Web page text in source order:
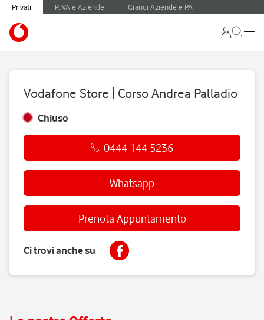
Privati P.IVA e Aziende Grandi Aziende e PA
Vodafone Store | Corso Andrea Palladio
Chiuso
0444 144 5236
Whatsapp
Prenota Appuntamento
Ci trovi anche su